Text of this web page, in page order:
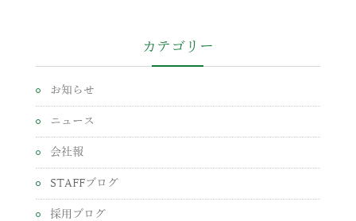
カテゴリー
お知らせ
ニュース
会社報
STAFFブログ
採用ブログ